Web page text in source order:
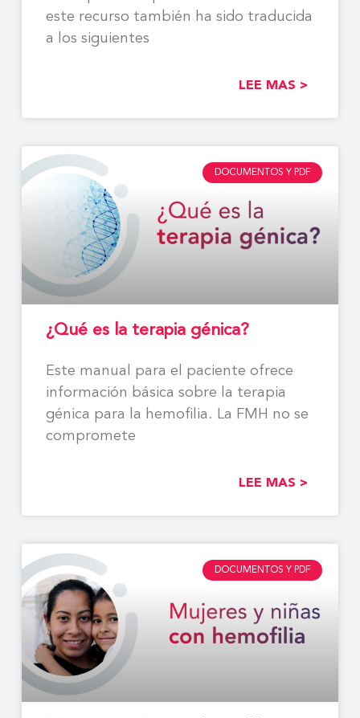
este recurso también ha sido traducida
a los siguientes
LEE MAS >
DOCUMENTOS Y PDF
¿Qué es la terapia génica?
Este manual para el paciente ofrece
información básica sobre la terapia
génica para la hemofilia. La FMH no se
compromete
LEE MAS >
DOCUMENTOS Y PDF